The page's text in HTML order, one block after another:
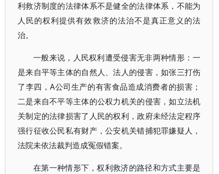
利救济制度的法律体系不是健全的法律体系，不能为
人民的权利提供有效救济的法治不是真正意义的法
治。
一般来说，人民权利遭受侵害无非两种情形：一
是来自平等主体的自然人、法人的侵害，如张三打伤
了李四，A公司生产的有害食品造成消费者的损害；
二是来自不平等主体的公权力机关的侵害，如立法机
关制定的法律损害了人民的权利，政府未经法定程序
强行征收公民私有财产，公安机关错捕犯罪嫌疑人，
法院未依法裁判造成冤假错案。
在第一种情形下，权利救济的路径和方式主要是